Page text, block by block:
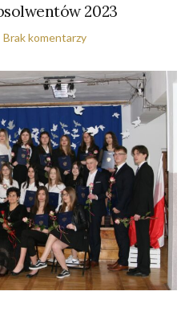
2023
Brak komentarzy